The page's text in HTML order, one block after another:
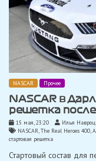
NASCAR Прочее
NASCAR в
решетка
15 мая, 23:20
Илья
NASCAR,The Real Heroes 400,
стартовая решетка
Стартовый состав для